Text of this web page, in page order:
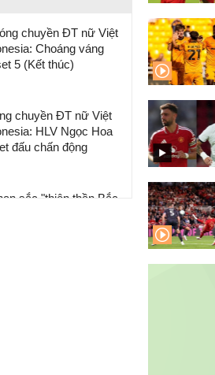
chuyền ĐT nữ Việt
Choáng váng
5 (Kết thúc)
chuyền ĐT nữ Việt
HLV Ngọc Hoa
đấu chấn động
sắc "thiên thần Bắc